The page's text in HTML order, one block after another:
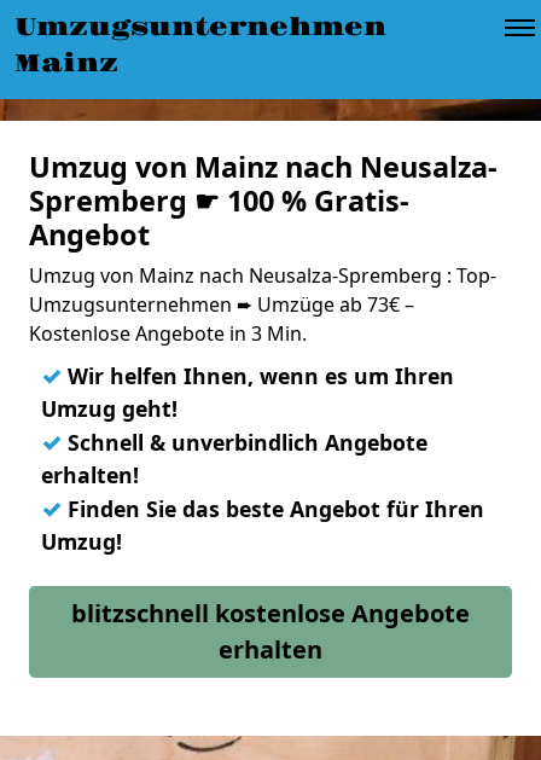
Umzugsunternehmen
Mainz
Umzug von Mainz nach Neusalza-
Spremberg ☛ 100 % Gratis-
Angebot
Umzug von Mainz nach Neusalza-Spremberg : Top-
Umzugsunternehmen ➨ Umzüge ab 73€ –
Kostenlose Angebote in 3 Min.
✓ Wir helfen Ihnen, wenn es um Ihren
Umzug geht!
✓ Schnell & unverbindlich Angebote
erhalten!
✓ Finden Sie das beste Angebot für Ihren
Umzug!
blitzschnell kostenlose Angebote
erhalten